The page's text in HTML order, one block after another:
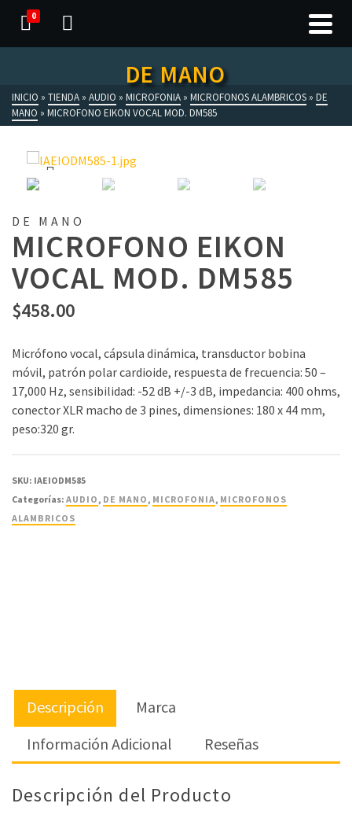
0
DE MANO
INICIO » TIENDA » AUDIO » MICROFONIA » MICROFONOS ALAMBRICOS » DE
MANO » MICROFONO EIKON VOCAL MOD. DM585
DE MANO
MICROFONO EIKON
VOCAL MOD. DM585
$458.00
Micrófono vocal, cápsula dinámica, transductor bobina
móvil, patrón polar cardioide, respuesta de frecuencia: 50 –
17,000 Hz, sensibilidad: -52 dB +/-3 dB, impedancia: 400 ohms,
conector XLR macho de 3 pines, dimensiones: 180 x 44 mm,
peso:320 gr.
SKU: IAEIODM585
Categorías: AUDIO, DE MANO, MICROFONIA, MICROFONOS
ALAMBRICOS
Descripción
Marca
Información Adicional
Reseñas
Descripción del Producto